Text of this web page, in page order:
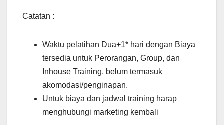
Catatan :
Waktu pelatihan Dua+1* hari dengan Biaya
tersedia untuk Perorangan, Group, dan
Inhouse Training, belum termasuk
akomodasi/penginapan.
Untuk biaya dan jadwal training harap
menghubungi marketing kembali